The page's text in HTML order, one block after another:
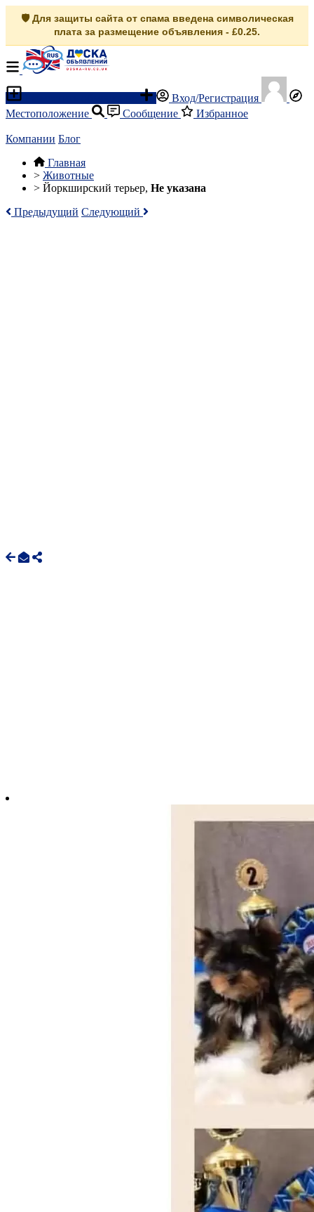
🛡️ Для защиты сайта от спама введена символическая
плата за размещение объявления - £0.25.
Вход/Регистрация
Местоположение
Сообщение Избранное
Компании Блог
Главная
> Животные
> Йоркширский терьер, Не указана
Предыдущий Следующий